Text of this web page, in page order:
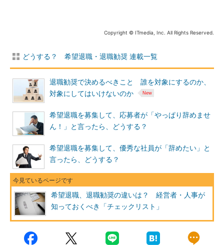
Copyright © ITmedia, Inc. All Rights Reserved.
どうする？ 希望退職・退職勧奨 連載一覧
退職勧奨で決めるべきこと 誰を対象にするのか、
対象にしてはいけないのか
希望退職を募集して、応募者が「やっぱり辞めませ
ん！」と言ったら、どうする？
希望退職を募集して、優秀な社員が「辞めたい」と
言ったら、どうする？
希望退職、退職勧奨の違いは？ 経営者・人事が
知っておくべき「チェックリスト」